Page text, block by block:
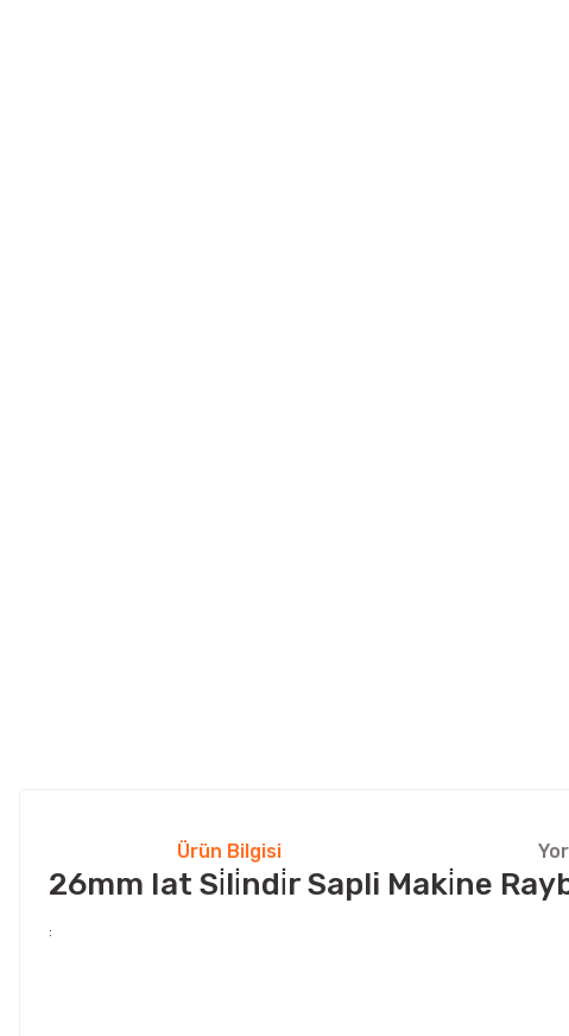
Ürün Bilgisi
26mm Iat Si̇li̇ndi̇r Sapli Maki̇ne
: